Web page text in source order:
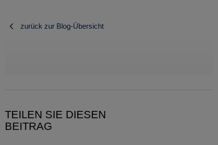
zurück zur Blog-Übersicht
TEILEN SIE DIESEN
BEITRAG